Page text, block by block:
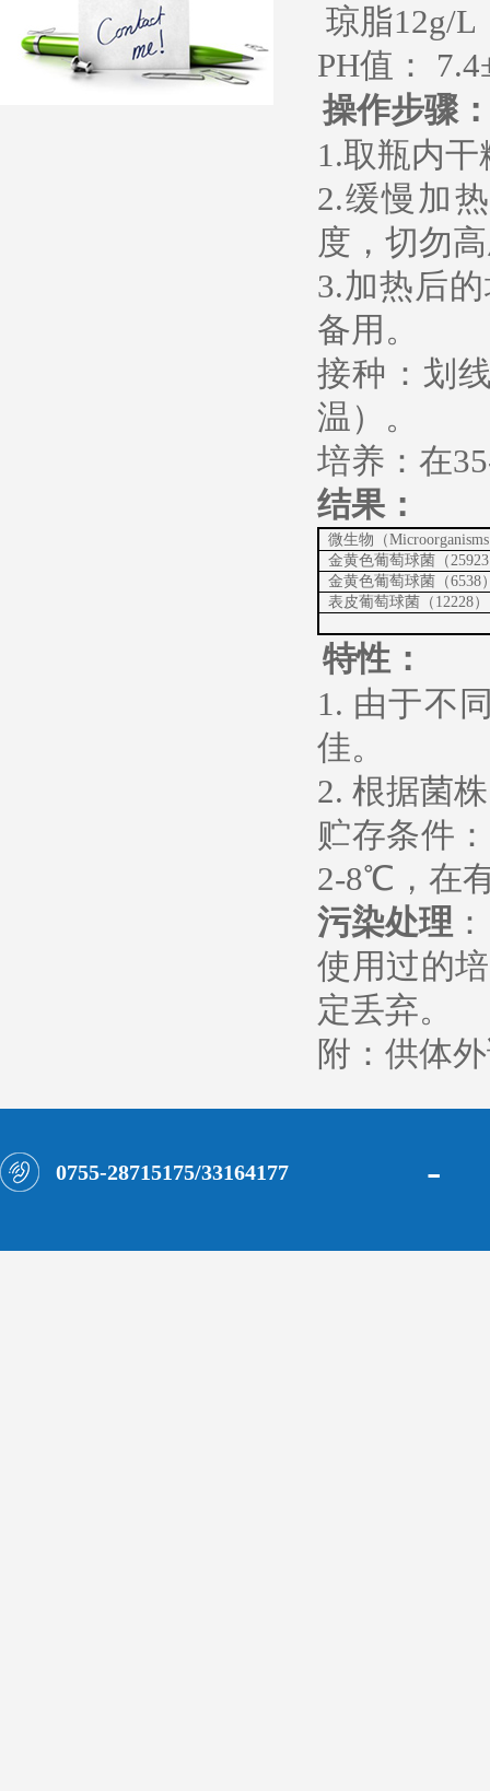
琼脂12g/L
PH值：
操作步骤
1.取瓶内
2.缓慢加
度，切勿
3.加热后
备用。
接种：划
温）。
培养：在
结果：
微生物（
金黄色葡萄球菌（
金黄色葡萄球菌（6538
表皮葡萄球菌（12228）
特性 ：
1. 由于不
佳。
2. 根据菌
贮存条件
2-8℃，在
污染处理 ：
使用过的
定丢弃。
附：供体
0755-28715175/33164177 -